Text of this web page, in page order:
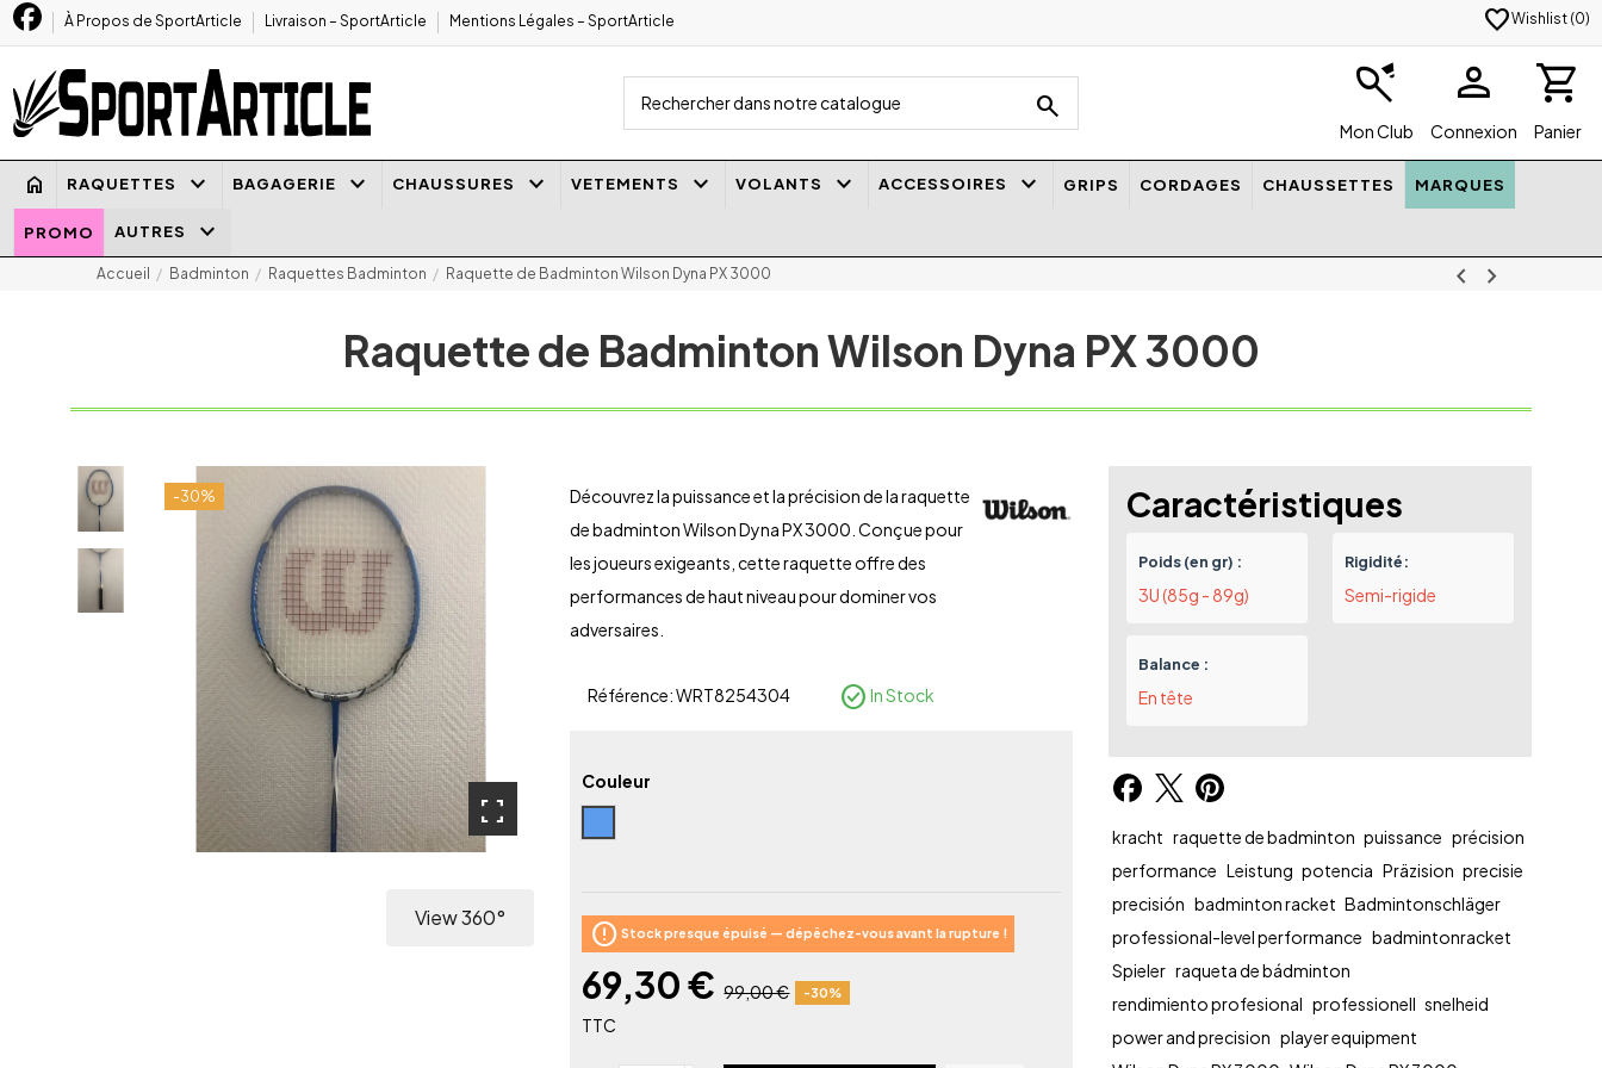
À Propos de SportArticle Livraison – SportArticle Mentions Légales – SportArticle favoriteWishlist (0)
search badminton
Mon Club
person
Connexion
shopping_cart
Panier
home RAQUETTES keyboard_arrow_down BAGAGERIE keyboard_arrow_down CHAUSSURES keyboard_arrow_down VETEMENTS keyboard_arrow_down VOLANTS keyboard_arrow_down ACCESSOIRES keyboard_arrow_down GRIPS CORDAGES CHAUSSETTES MARQUES
PROMO AUTRES keyboard_arrow_down
Accueil Badminton Raquettes Badminton Raquette de Badminton Wilson Dyna PX 3000 chevron_left chevron_right
Raquette de Badminton Wilson Dyna PX 3000
-30%
fullscreen
fullscreen
View 360°
Découvrez la puissance et la précision de la raquette
de badminton Wilson Dyna PX 3000. Conçue pour
les joueurs exigeants, cette raquette offre des
performances de haut niveau pour dominer vos
adversaires.
Référence:WRT8254304 check_circle In Stock
Couleur
error Stock presque épuisé — dépêchez-vous avant la rupture !
69,30 € 99,00 € -30%
TTC
Caractéristiques
Poids (en gr) :
3U (85g - 89g)
Rigidité:
Semi-rigide
Balance :
En tête
kracht raquette de badminton puissance précision
performance Leistung potencia Präzision precisie
precisión badminton racket Badmintonschläger
professional-level performance badmintonracket
Spieler raqueta de bádminton
rendimiento profesional professionell snelheid
power and precision player equipment